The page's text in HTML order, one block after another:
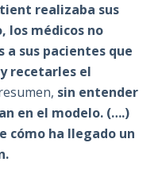
realizaba sus
los médicos no
sus pacientes que
recetarles el
sin entender
en el modelo. (….)
cómo ha llegado un
.